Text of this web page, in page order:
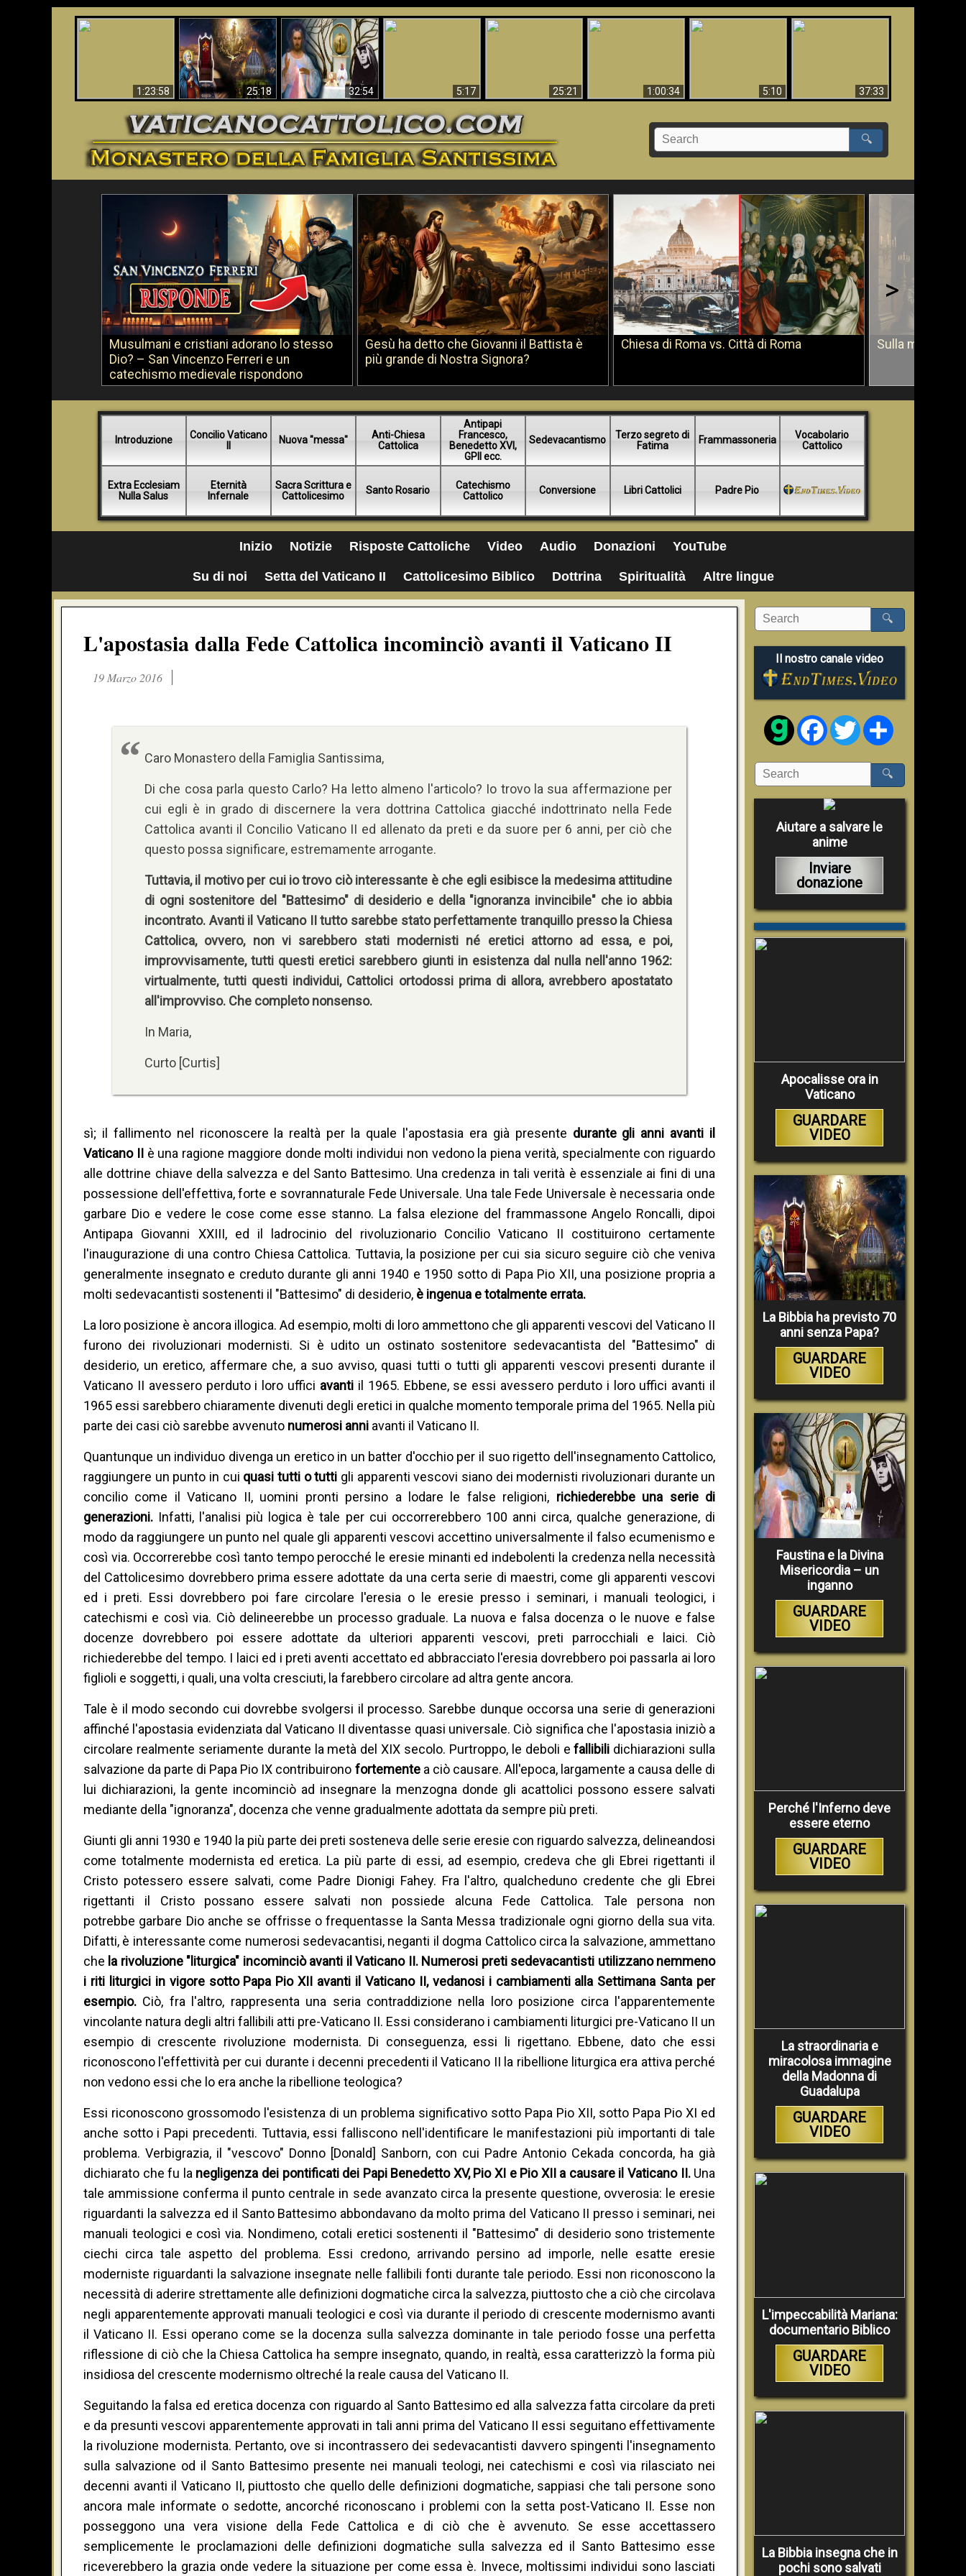
1:23:58 25:18
La Bibbia ha previsto
70 anni senza Papa?
32:54
Faustina e la Divina
Misericordia – un
inganno
5:17
25:21
1:00:34
5:10
37:33
🔍
Musulmani e cristiani adorano lo stesso
Dio? – San Vincenzo Ferreri e un
catechismo medievale rispondono
Gesù ha detto che Giovanni il Battista è
più grande di Nostra Signora?
Chiesa di Roma vs. Città di Roma Sulla morte di
>
Introduzione
Concilio Vaticano
Nuova "messa"
Anti-Chiesa
Cattolica
Antipapi
Francesco,
Benedetto XVI,
GPII ecc.
Sedevacantismo
Terzo segreto di
Fatima
Frammassoneria
Vocabolario
Cattolico
Extra Ecclesiam
Nulla Salus
Eternità
Infernale
Sacra Scrittura e
Cattolicesimo
Santo Rosario
Catechismo
Cattolico
Conversione Libri Cattolici Padre Pio
Inizio Notizie Risposte Cattoliche Video Audio Donazioni YouTube
Su di noi Setta del Vaticano II Cattolicesimo Biblico Dottrina Spiritualità Altre lingue
L'apostasia dalla Fede Cattolica incominciò avanti il Vaticano II
19 Marzo 2016
Caro Monastero della Famiglia Santissima,
Di che cosa parla questo Carlo? Ha letto almeno l'articolo? Io trovo la sua affermazione per
cui egli è in grado di discernere la vera dottrina Cattolica giacché indottrinato nella Fede
Cattolica avanti il Concilio Vaticano II ed allenato da preti e da suore per 6 anni, per ciò che
questo possa significare, estremamente arrogante.
Tuttavia, il motivo per cui io trovo ciò interessante è che egli esibisce la medesima attitudine
di ogni sostenitore del "Battesimo" di desiderio e della "ignoranza invincibile" che io abbia
incontrato. Avanti il Vaticano II tutto sarebbe stato perfettamente tranquillo presso la Chiesa
Cattolica, ovvero, non vi sarebbero stati modernisti né eretici attorno ad essa, e poi,
improvvisamente, tutti questi eretici sarebbero giunti in esistenza dal nulla nell'anno 1962:
virtualmente, tutti questi individui, Cattolici ortodossi prima di allora, avrebbero apostatato
all'improvviso. Che completo nonsenso.
In Maria,
Curto [Curtis]
sì; il fallimento nel riconoscere la realtà per la quale l'apostasia era già presente durante gli anni avanti il
Vaticano II è una ragione maggiore donde molti individui non vedono la piena verità, specialmente con riguardo
alle dottrine chiave della salvezza e del Santo Battesimo. Una credenza in tali verità è essenziale ai fini di una
possessione dell'effettiva, forte e sovrannaturale Fede Universale. Una tale Fede Universale è necessaria onde
garbare Dio e vedere le cose come esse stanno. La falsa elezione del frammassone Angelo Roncalli, dipoi
Antipapa Giovanni XXIII, ed il ladrocinio del rivoluzionario Concilio Vaticano II costituirono certamente
l'inaugurazione di una contro Chiesa Cattolica. Tuttavia, la posizione per cui sia sicuro seguire ciò che veniva
generalmente insegnato e creduto durante gli anni 1940 e 1950 sotto di Papa Pio XII, una posizione propria a
molti sedevacantisti sostenenti il "Battesimo" di desiderio, è ingenua e totalmente errata.
La loro posizione è ancora illogica. Ad esempio, molti di loro ammettono che gli apparenti vescovi del Vaticano II
furono dei rivoluzionari modernisti. Si è udito un ostinato sostenitore sedevacantista del "Battesimo" di
desiderio, un eretico, affermare che, a suo avviso, quasi tutti o tutti gli apparenti vescovi presenti durante il
Vaticano II avessero perduto i loro uffici avanti il 1965. Ebbene, se essi avessero perduto i loro uffici avanti il
1965 essi sarebbero chiaramente divenuti degli eretici in qualche momento temporale prima del 1965. Nella più
parte dei casi ciò sarebbe avvenuto numerosi anni avanti il Vaticano II.
Quantunque un individuo divenga un eretico in un batter d'occhio per il suo rigetto dell'insegnamento Cattolico,
raggiungere un punto in cui quasi tutti o tutti gli apparenti vescovi siano dei modernisti rivoluzionari durante un
concilio come il Vaticano II, uomini pronti persino a lodare le false religioni, richiederebbe una serie di
generazioni. Infatti, l'analisi più logica è tale per cui occorrerebbero 100 anni circa, qualche generazione, di
modo da raggiungere un punto nel quale gli apparenti vescovi accettino universalmente il falso ecumenismo e
così via. Occorrerebbe così tanto tempo perocché le eresie minanti ed indebolenti la credenza nella necessità
del Cattolicesimo dovrebbero prima essere adottate da una certa serie di maestri, come gli apparenti vescovi
ed i preti. Essi dovrebbero poi fare circolare l'eresia o le eresie presso i seminari, i manuali teologici, i
catechismi e così via. Ciò delineerebbe un processo graduale. La nuova e falsa docenza o le nuove e false
docenze dovrebbero poi essere adottate da ulteriori apparenti vescovi, preti parrocchiali e laici. Ciò
richiederebbe del tempo. I laici ed i preti aventi accettato ed abbracciato l'eresia dovrebbero poi passarla ai loro
figlioli e soggetti, i quali, una volta cresciuti, la farebbero circolare ad altra gente ancora.
Tale è il modo secondo cui dovrebbe svolgersi il processo. Sarebbe dunque occorsa una serie di generazioni
affinché l'apostasia evidenziata dal Vaticano II diventasse quasi universale. Ciò significa che l'apostasia iniziò a
circolare realmente seriamente durante la metà del XIX secolo. Purtroppo, le deboli efallibili dichiarazioni sulla
salvazione da parte di Papa Pio IX contribuirono fortemente a ciò causare. All'epoca, largamente a causa delle di
lui dichiarazioni, la gente incominciò ad insegnare la menzogna donde gli acattolici possono essere salvati
mediante della "ignoranza", docenza che venne gradualmente adottata da sempre più preti.
Giunti gli anni 1930 e 1940 la più parte dei preti sosteneva delle serie eresie con riguardo salvezza, delineandosi
come totalmente modernista ed eretica. La più parte di essi, ad esempio, credeva che gli Ebrei rigettanti il
Cristo potessero essere salvati, come Padre Dionigi Fahey. Fra l'altro, qualcheduno credente che gli Ebrei
rigettanti il Cristo possano essere salvati non possiede alcuna Fede Cattolica. Tale persona non
potrebbe garbare Dio anche se offrisse o frequentasse la Santa Messa tradizionale ogni giorno della sua vita.
Difatti, è interessante come numerosi sedevacantisi, neganti il dogma Cattolico circa la salvazione, ammettano
che la rivoluzione "liturgica" incominciò avanti il Vaticano II. Numerosi preti sedevacantisti utilizzano nemmeno
i riti liturgici in vigore sotto Papa Pio XII avanti il Vaticano II, vedanosi i cambiamenti alla Settimana Santa per
esempio. Ciò, fra l'altro, rappresenta una seria contraddizione nella loro posizione circa l'apparentemente
vincolante natura degli altri fallibili atti pre-Vaticano II. Essi considerano i cambiamenti liturgici pre-Vaticano II un
esempio di crescente rivoluzione modernista. Di conseguenza, essi li rigettano. Ebbene, dato che essi
riconoscono l'effettività per cui durante i decenni precedenti il Vaticano II la ribellione liturgica era attiva perché
non vedono essi che lo era anche la ribellione teologica?
Essi riconoscono grossomodo l'esistenza di un problema significativo sotto Papa Pio XII, sotto Papa Pio XI ed
anche sotto i Papi precedenti. Tuttavia, essi falliscono nell'identificare le manifestazioni più importanti di tale
problema. Verbigrazia, il "vescovo" Donno [Donald] Sanborn, con cui Padre Antonio Cekada concorda, ha già
dichiarato che fu la negligenza dei pontificati dei Papi Benedetto XV, Pio XI e Pio XII a causare il Vaticano II. Una
tale ammissione conferma il punto centrale in sede avanzato circa la presente questione, ovverosia: le eresie
riguardanti la salvezza ed il Santo Battesimo abbondavano da molto prima del Vaticano II presso i seminari, nei
manuali teologici e così via. Nondimeno, cotali eretici sostenenti il "Battesimo" di desiderio sono tristemente
ciechi circa tale aspetto del problema. Essi credono, arrivando persino ad imporle, nelle esatte eresie
moderniste riguardanti la salvazione insegnate nelle fallibili fonti durante tale periodo. Essi non riconoscono la
necessità di aderire strettamente alle definizioni dogmatiche circa la salvezza, piuttosto che a ciò che circolava
negli apparentemente approvati manuali teologici e così via durante il periodo di crescente modernismo avanti
il Vaticano II. Essi operano come se la docenza sulla salvezza dominante in tale periodo fosse una perfetta
riflessione di ciò che la Chiesa Cattolica ha sempre insegnato, quando, in realtà, essa caratterizzò la forma più
insidiosa del crescente modernismo oltreché la reale causa del Vaticano II.
Seguitando la falsa ed eretica docenza con riguardo al Santo Battesimo ed alla salvezza fatta circolare da preti
e da presunti vescovi apparentemente approvati in tali anni prima del Vaticano II essi seguitano effettivamente
la rivoluzione modernista. Pertanto, ove si incontrassero dei sedevacantisti davvero spingenti l'insegnamento
sulla salvazione od il Santo Battesimo presente nei manuali teologi, nei catechismi e così via rilasciato nei
decenni avanti il Vaticano II, piuttosto che quello delle definizioni dogmatiche, sappiasi che tali persone sono
ancora male informate o sedotte, ancorché riconoscano i problemi con la setta post-Vaticano II. Esse non
posseggono una vera visione della Fede Cattolica e di ciò che è avvenuto. Se esse accettassero
semplicemente le proclamazioni delle definizioni dogmatiche sulla salvezza ed il Santo Battesimo esse
riceverebbero la grazia onde vedere la situazione per come essa è. Invece, moltissimi individui sono lasciati
🔍
Il nostro canale video
FacebookTwitter
🔍
Aiutare a salvare le
anime
Inviare
donazione
Apocalisse ora in
Vaticano
GUARDARE
VIDEO
La Bibbia ha previsto 70
anni senza Papa?
GUARDARE
VIDEO
Faustina e la Divina
Misericordia – un
inganno
GUARDARE
VIDEO
Perché l'Inferno deve
essere eterno
GUARDARE
VIDEO
La straordinaria e
miracolosa immagine
della Madonna di
Guadalupa
GUARDARE
VIDEO
L'impeccabilità Mariana:
documentario Biblico
GUARDARE
VIDEO
La Bibbia insegna che in
pochi sono salvati